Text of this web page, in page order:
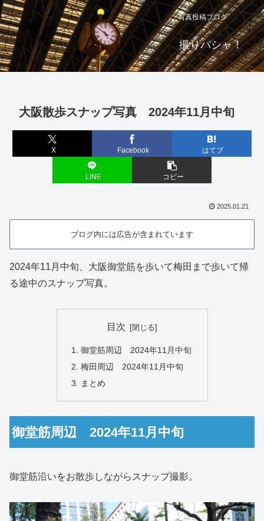
写真投稿ブログ
撮りパシャ！
大阪散歩スナップ写真 2024年11月中旬
X Facebook はてブ
LINE コピー
2025.01.21
ブログ内には広告が含まれています
2024年11月中旬、大阪御堂筋を歩いて梅田まで歩いて帰
る途中のスナップ写真。
目次
御堂筋周辺 2024年11月中旬
梅田周辺 2024年11月中旬
まとめ
御堂筋周辺 2024年11月中旬
御堂筋沿いをお散歩しながらスナップ撮影。